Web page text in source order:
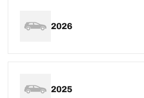
2026
2025